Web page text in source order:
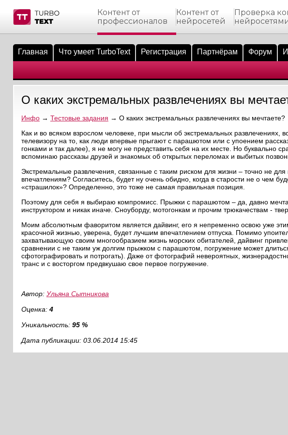
материалы
биржи
пользователи
на сайте
пользователей
сообщения
по форуму
Контент от
профессионалов
Контент от
нейросетей
Проверка
Главная Что умеет TurboText Регистрация Партнёрам Форум
О каких экстремальных развлечениях вы
Инфо→ Тестовые задания → О каких экстремальных развлечениях вы мечтаете?
Как и во всяком взрослом человеке, при мысли об экстремальных развлечениях,
телевизору на то, как люди впервые прыгают с парашютом или с упоением
гонками и так далее), я не могу не представить себя на их месте. Но буквально
вспоминаю рассказы друзей и знакомых об открытых переломах и выбитых
Экстремальные развлечения, связанные с таким риском для жизни – точно не
впечатлениям? Согласитесь, будет ну очень обидно, когда в старости не о чем
«страшилок»? Определенно, это тоже не самая правильная позиция.
Поэтому для себя я выбираю компромисс. Прыжки с парашютом – да, давно
инструктором и никак иначе. Сноуборду, мотогонкам и прочим трюкачествам -
Моим абсолютным фаворитом является дайвинг, его я непременно освою уже
красочной жизнью, уверена, будет лучшим впечатлением отпуска. Помимо
захватывающую своим многообразием жизнь морских обитателей, дайвинг
сравнении с не таким уж долгим прыжком с парашютом, погружение может
сфотографировать и потрогать). Даже от фотографий невероятных,
транс и с восторгом предвкушаю свое первое погружение.
Автор: Ульяна Сытникова
Оценка: 4
Уникальность: 95 %
Дата публикации: 03.06.2014 15:45